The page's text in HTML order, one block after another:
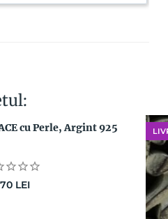
cu Perle, Argint 925
LEI